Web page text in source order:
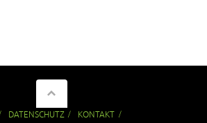
DATENSCHUTZ
KONTAKT